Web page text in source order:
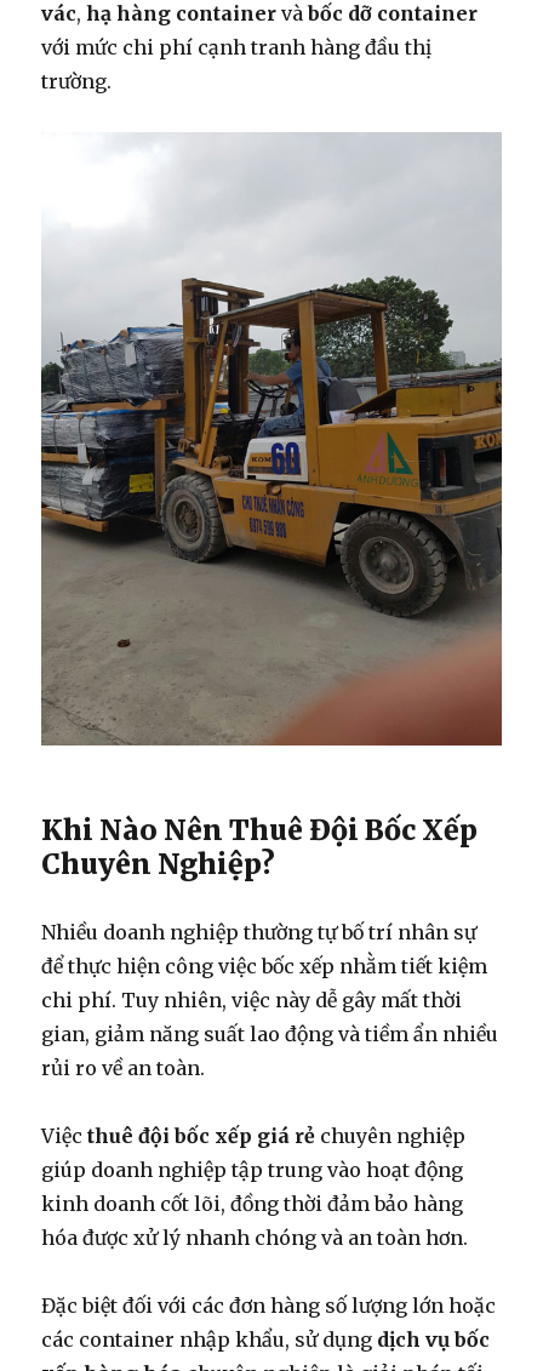
vác,hạ hàng container vàbốc dỡ container
với mức chi phí cạnh tranh hàng đầu thị
trường.
Khi Nào Nên Thuê Đội Bốc Xếp
Chuyên Nghiệp?
Nhiều doanh nghiệp thường tự bố trí nhân sự
để thực hiện công việc bốc xếp nhằm tiết kiệm
chi phí. Tuy nhiên, việc này dễ gây mất thời
gian, giảm năng suất lao động và tiềm ẩn nhiều
rủi ro về an toàn.
Việcthuê đội bốc xếp giá rẻ chuyên nghiệp
giúp doanh nghiệp tập trung vào hoạt động
kinh doanh cốt lõi, đồng thời đảm bảo hàng
hóa được xử lý nhanh chóng và an toàn hơn.
Đặc biệt đối với các đơn hàng số lượng lớn hoặc
các container nhập khẩu, sử dụng dịch vụ bốc